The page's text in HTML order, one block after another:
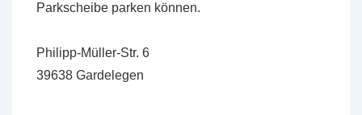
Parkscheibe parken können.
Philipp-Müller-Str. 6
39638 Gardelegen